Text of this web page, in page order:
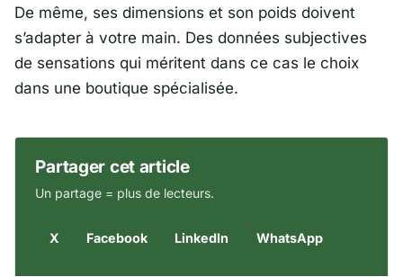
De même, ses dimensions et son poids doivent
s’adapter à votre main. Des données subjectives
de sensations qui méritent dans ce cas le choix
dans une boutique spécialisée.
Partager cet article
Un partage = plus de lecteurs.
X Facebook LinkedIn WhatsApp